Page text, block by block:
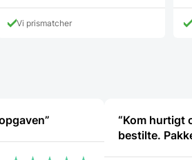
er:Vi prismatcher
“Kom hurtigt
bestilte.